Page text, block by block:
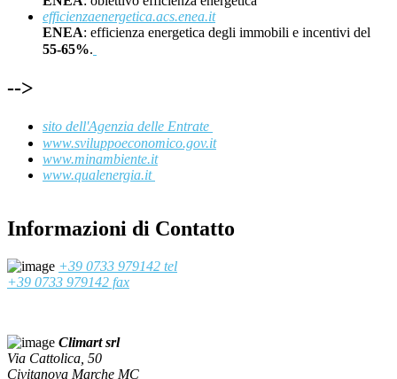
efficienzaenergetica.acs.enea.it
ENEA: efficienza energetica degli immobili e incentivi del
55-65%.
-->
sito dell'Agenzia delle Entrate
www.sviluppoeconomico.gov.it
www.minambiente.it
www.qualenergia.it
Informazioni di Contatto
+39 0733 979142 tel
+39 0733 979142 fax
Climart srl
Via Cattolica, 50
Civitanova Marche MC